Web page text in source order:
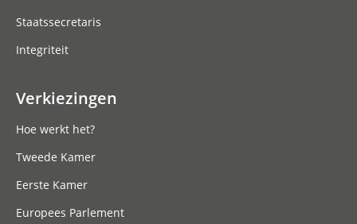
Staatssecretaris
Integriteit
Verkiezingen
Hoe werkt het?
Tweede Kamer
Eerste Kamer
Europees Parlement